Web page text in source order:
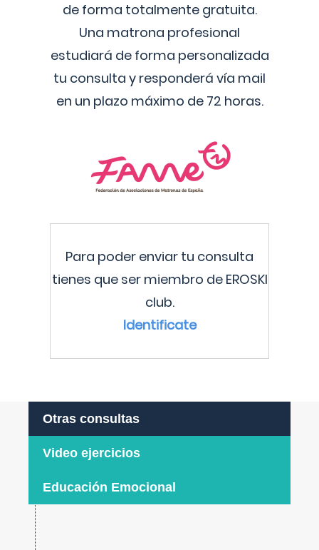
de forma totalmente gratuita.
Una matrona profesional
estudiará de forma personalizada
tu consulta y responderá vía mail
en un plazo máximo de 72 horas.
Para poder enviar tu consulta
tienes que ser miembro de EROSKI
club.
Identificate
Otras consultas
Video ejercicios
Educación Emocional